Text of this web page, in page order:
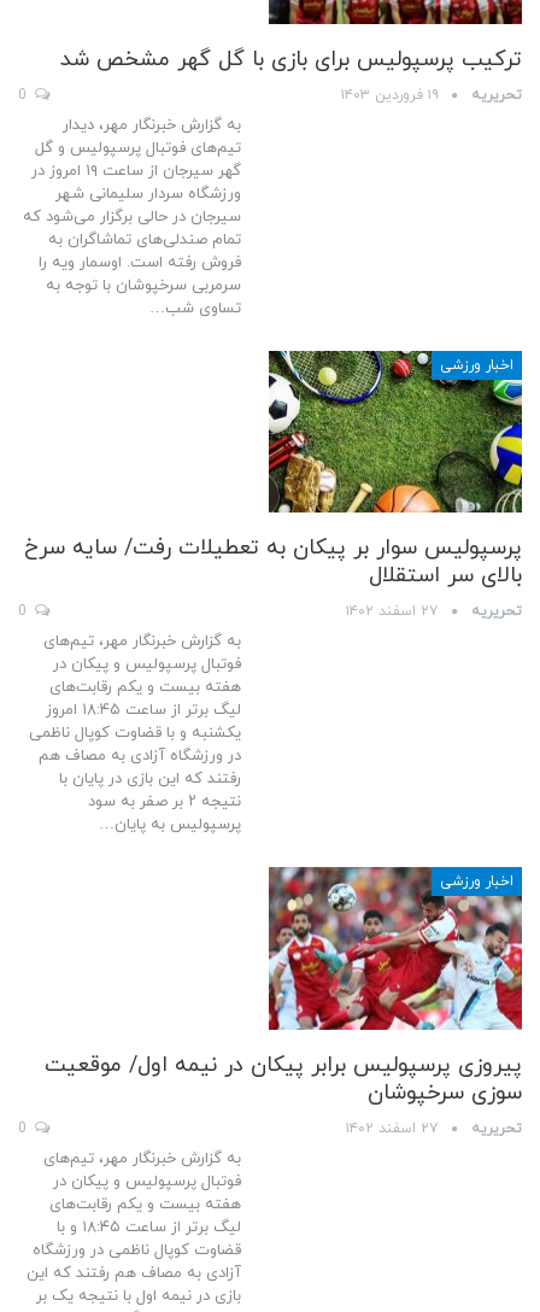
ترکیب پرسپولیس برای بازی با گل گهر مشخص شد
تحریریه ۱۹ فروردین ۱۴۰۳
به گزارش خبرنگار مهر، دیدار
تیم‌های فوتبال پرسپولیس و گل
گهر سیرجان از ساعت ۱۹ امروز در
ورزشگاه سردار سلیمانی شهر
سیرجان در حالی برگزار می‌شود که
تمام صندلی‌های تماشاگران به
فروش رفته است. اوسمار ویه را
سرمربی سرخپوشان با توجه به
تساوی شب…
اخبار ورزشی
پرسپولیس سوار بر پیکان به تعطیلات رفت/ سایه سرخ
بالای سر استقلال
تحریریه ۲۷ اسفند ۱۴۰۲
به گزارش خبرنگار مهر، تیم‌های
فوتبال پرسپولیس و پیکان در
هفته بیست و یکم رقابت‌های
لیگ برتر از ساعت ۱۸:۴۵ امروز
یکشنبه و با قضاوت کوپال ناظمی
در ورزشگاه آزادی به مصاف هم
رفتند که این بازی در پایان با
نتیجه ۲ بر صفر به سود
پرسپولیس به پایان…
اخبار ورزشی
پیروزی پرسپولیس برابر پیکان در نیمه اول/ موقعیت
سوزی سرخپوشان
تحریریه ۲۷ اسفند ۱۴۰۲
به گزارش خبرنگار مهر، تیم‌های
فوتبال پرسپولیس و پیکان در
هفته بیست و یکم رقابت‌های
لیگ برتر از ساعت ۱۸:۴۵ و با
قضاوت کوپال ناظمی در ورزشگاه
آزادی به مصاف هم رفتند که این
بازی در نیمه اول با نتیجه یک بر